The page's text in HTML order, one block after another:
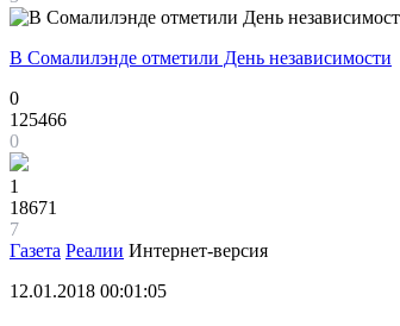
В Сомалилэнде отметили День независимости
0
125466
0
1
18671
7
Газета Реалии Интернет-версия
12.01.2018 00:01:05